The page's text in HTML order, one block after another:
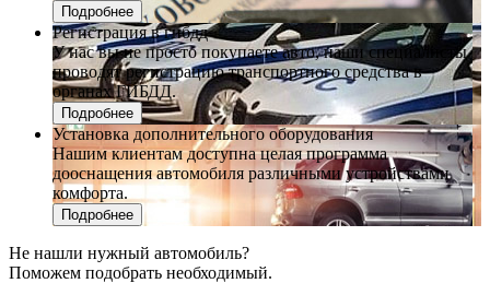
Подробнее
Регистрация в гибдд
У нас вы не просто покупаете авто, наши специалисты
проводят регистрацию транспортного средства в
органах ГИБДД.
Подробнее
Установка дополнительного оборудования
Нашим клиентам доступна целая программа
дооснащения автомобиля различными устройствами
комфорта.
Подробнее
Не нашли нужный автомобиль?
Поможем подобрать необходимый.